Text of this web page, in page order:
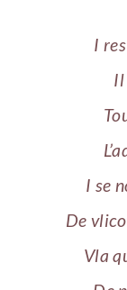
I
Il
I se
De
Vla